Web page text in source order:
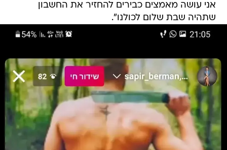
אני עושה מאמצים כבירים להחזיר את החשבון
שתהיה שבת שלום לכולנו".